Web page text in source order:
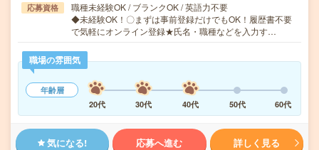
応募資格
職種未経験OK / ブランクOK / 英語力不要
◆未経験OK！〇まずは事前登録だけでもOK！履歴書不要
で気軽にオンライン登録★氏名・職種などを入力す…
職場の雰囲気
年齢層
20代
30代 40代 50代 60代
気になる! 応募へ進む 詳しく見る